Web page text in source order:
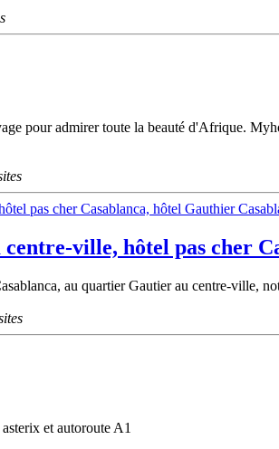
pour admirer toute la beauté d'Afrique.
centre-ville, hôtel pas cher
au quartier Gautier au centre-ville,
et autoroute A1